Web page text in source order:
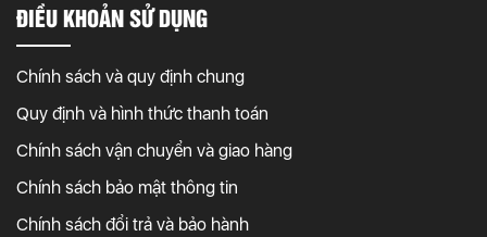
ĐIỀU KHOẢN SỬ DỤNG
Chính sách và quy định chung
Quy định và hình thức thanh toán
Chính sách vận chuyển và giao hàng
Chính sách bảo mật thông tin
Chính sách đổi trả và bảo hành